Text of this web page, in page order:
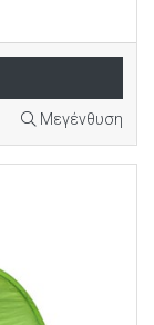
Μεγένθυση